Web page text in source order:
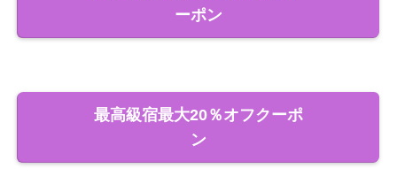
ーポン
最高級宿最大20％オフクーポ
ン